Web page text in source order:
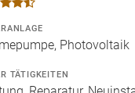
Photovoltaik
TÄTIGKEITEN